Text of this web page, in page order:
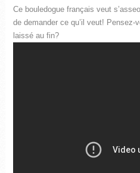
Ce bouledogue français veut
de demander ce qu’il veut! Pensez-
laissé au fin?